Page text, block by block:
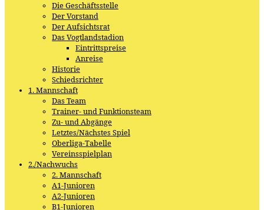
Die Geschäftsstelle
Der Vorstand
Der Aufsichtsrat
Das Vogtlandstadion
Eintrittspreise
Anreise
Historie
Schiedsrichter
1. Mannschaft
Das Team
Trainer- und Funktionsteam
Zu- und Abgänge
Letztes/Nächstes Spiel
Oberliga-Tabelle
Vereinsspielplan
2./Nachwuchs
2. Mannschaft
A1-Junioren
A2-Junioren
B1-Junioren